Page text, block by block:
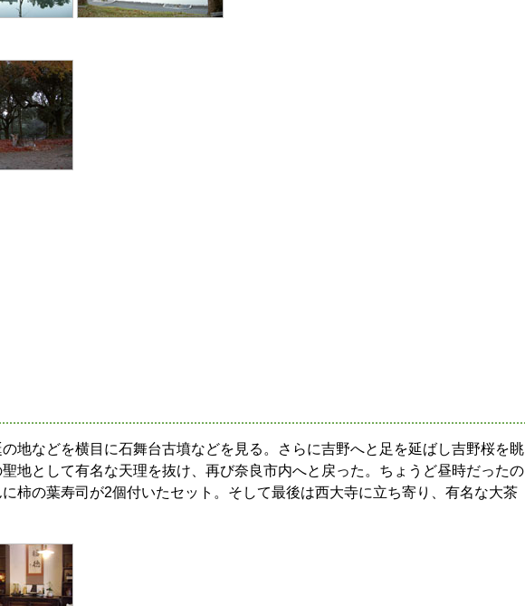
地などを横目に石舞台古墳などを見る。さらに吉野へと足を延ばし吉野桜を眺
地として有名な天理を抜け、再び奈良市内へと戻った。ちょうど昼時だったの
柿の葉寿司が2個付いたセット。そして最後は西大寺に立ち寄り、有名な大茶